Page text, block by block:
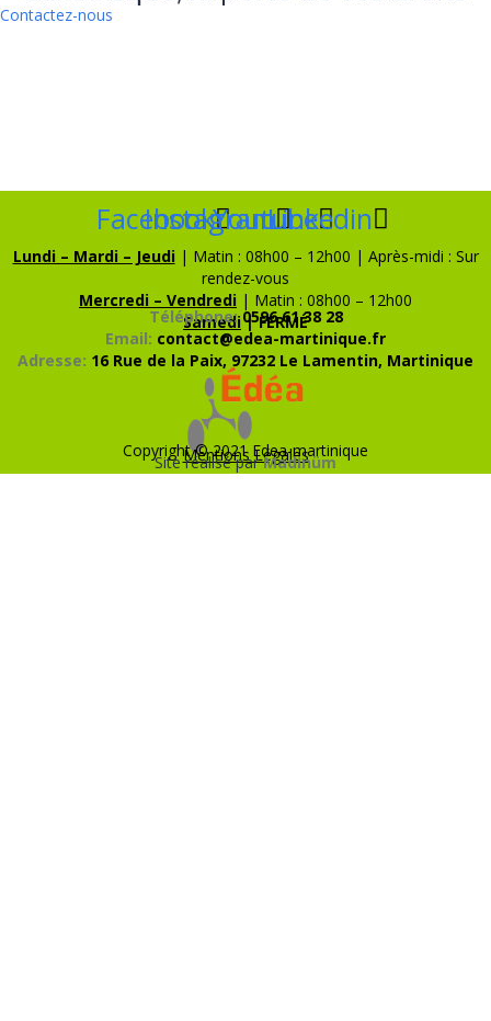
Contactez-nous
Facebook
Instagram
YoutubeLinkedin
Lundi – Mardi – Jeudi| Matin : 08h00 – 12h00 | Après-midi : Sur
rendez-vous
Mercredi – Vendredi | Matin : 08h00 – 12h00
Samedi| FERMÉ
Téléphone:0596 61 38 28
Email: contact@edea-martinique.fr
Adresse: 16 Rue de la Paix, 97232 Le Lamentin, Martinique
Copyright © 2021 Edea-martinique
Mentions Légales
Site réalisé parMadinüm